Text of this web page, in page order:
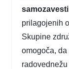
samozavesti
prilagojenih
Skupine
omogoča,